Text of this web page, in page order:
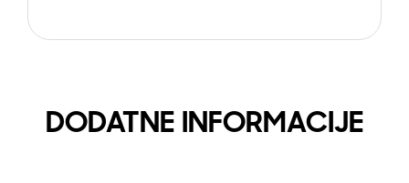
DODATNE INFORMACIJE